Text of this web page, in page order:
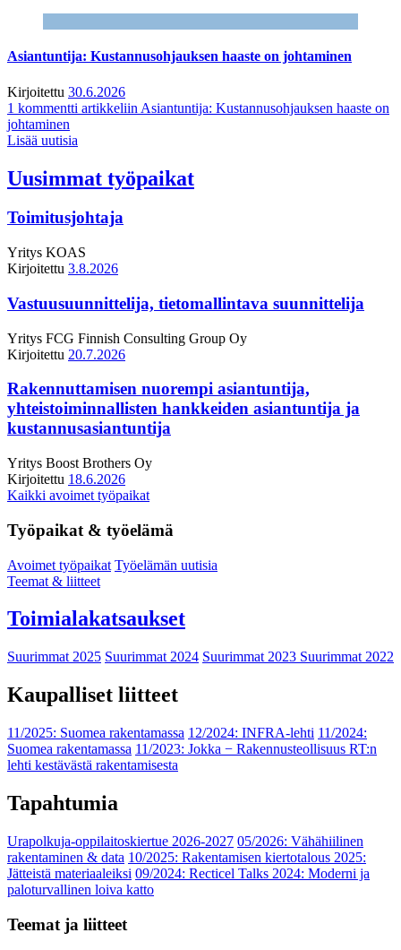
Asiantuntija: Kustannusohjauksen haaste on johtaminen
Kirjoitettu 30.6.2026
1 kommentti artikkeliin Asiantuntija: Kustannusohjauksen haaste on
johtaminen
Lisää uutisia
Uusimmat työpaikat
Toimitusjohtaja
Yritys KOAS
Kirjoitettu 3.8.2026
Vastuusuunnittelija, tietomallintava suunnittelija
Yritys FCG Finnish Consulting Group Oy
Kirjoitettu 20.7.2026
Rakennuttamisen nuorempi asiantuntija,
yhteistoiminnallisten hankkeiden asiantuntija ja
kustannusasiantuntija
Yritys Boost Brothers Oy
Kirjoitettu 18.6.2026
Kaikki avoimet työpaikat
Työpaikat & työelämä
Avoimet työpaikat Työelämän uutisia
Teemat & liitteet
Toimialakatsaukset
Suurimmat 2025 Suurimmat 2024 Suurimmat 2023 Suurimmat 2022
Kaupalliset liitteet
11/2025: Suomea rakentamassa 12/2024: INFRA-lehti 11/2024:
Suomea rakentamassa 11/2023: Jokka − Rakennusteollisuus RT:n
lehti kestävästä rakentamisesta
Tapahtumia
Urapolkuja-oppilaitoskiertue 2026-2027 05/2026: Vähähiilinen
rakentaminen & data 10/2025: Rakentamisen kiertotalous 2025:
Jätteistä materiaaleiksi 09/2024: Recticel Talks 2024: Moderni ja
paloturvallinen loiva katto
Teemat ja liitteet